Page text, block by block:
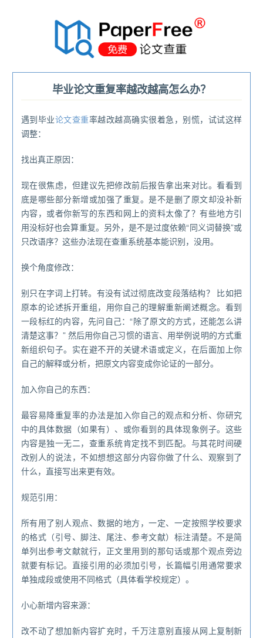
毕业论文重复率越改越高怎么办？
遇到毕业论文查重率越改越高确实很着急，别慌，试试这样
调整：
找出真正原因：
现在很焦虑，但建议先把修改前后报告拿出来对比。看看到
底是哪些部分新增或加强了重复。是不是删了原文却没补新
内容，或者你新写的东西和网上的资料太像了？有些地方引
用没标好也会算重复。另外，是不是过度依赖“同义词替换”或
只改语序？这些办法现在查重系统基本能识别，没用。
换个角度修改：
别只在字词上打转。有没有试过彻底改变段落结构？ 比如把
原本的论述拆开重组，用你自己的理解重新阐述概念。看到
一段标红的内容，先问自己：“除了原文的方式，还能怎么讲
清楚这事？” 然后用你自己习惯的语言、用举例说明的方式重
新组织句子。实在避不开的关键术语或定义，在后面加上你
自己的解释或分析，把原文内容变成你论证的一部分。
加入你自己的东西：
最容易降重复率的办法是加入你自己的观点和分析、你研究
中的具体数据（如果有）、或你看到的具体现象例子。这些
内容是独一无二，查重系统肯定找不到匹配。与其花时间硬
改别人的说法，不如想想这部分内容你做了什么、观察到了
什么，直接写出来更有效。
规范引用：
所有用了别人观点、数据的地方，一定、一定按照学校要求
的格式（引号、脚注、尾注、参考文献）标注清楚。不是简
单列出参考文献就行，正文里用到的那句话或那个观点旁边
就要有标记。直接引用的必须加引号，长篇幅引用通常要求
单独成段或使用不同格式（具体看学校规定）。
小心新增内容来源：
改不动了想加新内容扩充时，千万注意别直接从网上复制新